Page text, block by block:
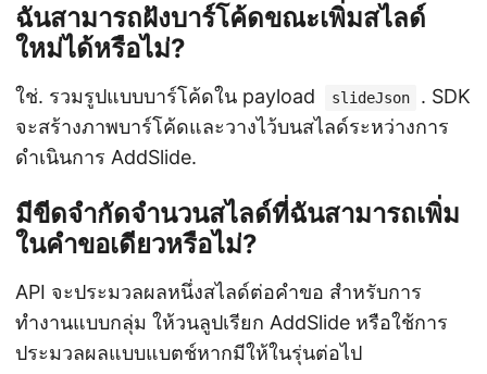
ฉันสามารถฝังบาร์โค้ดขณะเพิ่มสไลด์
ใหม่ได้หรือไม่?
ใช่. รวมรูปแบบบาร์โค้ดใน payload slideJson
. SDK
จะสร้างภาพบาร์โค้ดและวางไว้บนสไลด์ระหว่างการ
ดำเนินการ AddSlide.
มีขีดจำกัดจำนวนสไลด์ที่ฉันสามารถเพิ่ม
ในคำขอเดียวหรือไม่?
API จะประมวลผลหนึ่งสไลด์ต่อคำขอ สำหรับการ
ทำงานแบบกลุ่ม ให้วนลูปเรียก AddSlide หรือใช้การ
ประมวลผลแบบแบตช์หากมีให้ในรุ่นต่อไป